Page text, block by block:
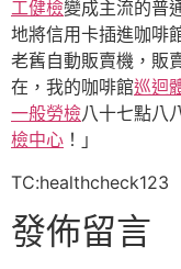
工健檢變成主流的普
地將信用卡插進咖啡
老舊自動販賣機，販
在，我的咖啡館巡迴
一般勞檢八十七點八
檢中心 ！」
TC:healthcheck123
發佈留言